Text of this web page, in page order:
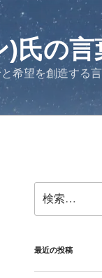
)氏の言
希望を創造する
索:
最近の投稿